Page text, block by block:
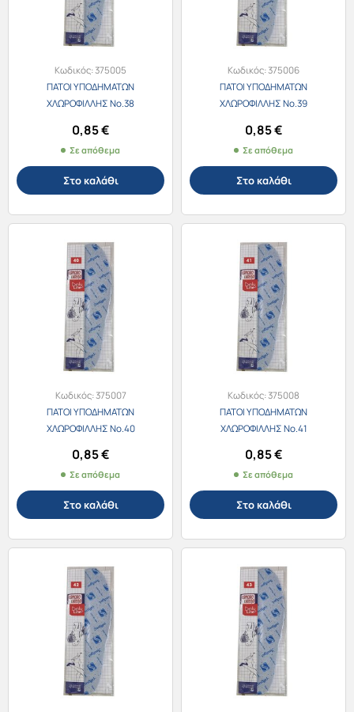
Κωδικός:375005
ΠΑΤΟΙ ΥΠΟΔΗΜΑΤΩΝ
ΧΛΩΡΟΦΙΛΛΗΣ No.38
0,85€
Σε απόθεμα
Στο καλάθι
Κωδικός:375006
ΠΑΤΟΙ ΥΠΟΔΗΜΑΤΩΝ
ΧΛΩΡΟΦΙΛΛΗΣ No.39
0,85€
Σε απόθεμα
Στο καλάθι
Κωδικός:375007
ΠΑΤΟΙ ΥΠΟΔΗΜΑΤΩΝ
ΧΛΩΡΟΦΙΛΛΗΣ No.40
0,85€
Σε απόθεμα
Στο καλάθι
Κωδικός:375008
ΠΑΤΟΙ ΥΠΟΔΗΜΑΤΩΝ
ΧΛΩΡΟΦΙΛΛΗΣ No.41
0,85€
Σε απόθεμα
Στο καλάθι